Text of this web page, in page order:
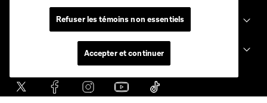
Refuser les témoins non essentiels
Accepter et continuer